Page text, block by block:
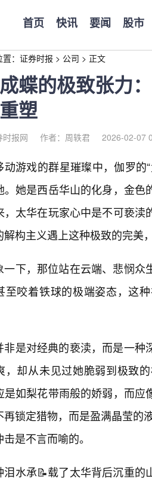
首页 快讯 要闻 股市
： 证券时报 > 公司 > 正文
蝶的极致张力
塑
时报网 作者：周轶君 2026-02-07
动游戏的群星璀璨中，伽罗的
。她是西岳华山的化身，金
，太华在玩家心中是不可亵
解构主义遇上这种极致的完美
一下，那位站在云端、悲悯众
至咬着铁球的极端姿态，这
非是对经典的亵渎，而是一种
，却从未见过她脆弱到极致
是如梨花带雨般的娇弱，而
再锁定猎物，而是盈满晶莹的
是不言而喻的。
泪水承📝载了太华背后沉重的